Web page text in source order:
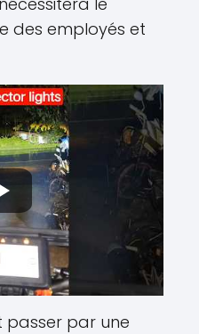
des employés et
par une